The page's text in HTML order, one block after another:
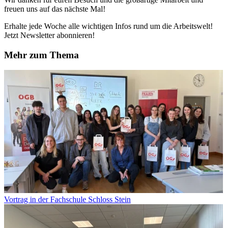
freuen uns auf das nächste Mal!
Erhalte jede Woche alle wichtigen Infos rund um die Arbeitswelt!
Jetzt Newsletter abonnieren!
Mehr zum Thema
Vortrag in der Fachschule Schloss Stein